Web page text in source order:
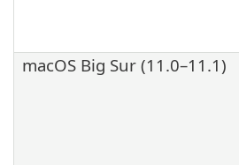
macOS Big Sur (11.0–11.1)